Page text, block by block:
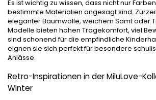
Es ist wichtig zu wissen, dass nicht nur
bestimmte Materialien angesagt sind.
eleganter Baumwolle, weichem Samt oder
Modelle bieten hohen Tragekomfort, viel
sind schonend für die empfindliche
eignen sie sich perfekt für besondere
Anlässe.
Retro-Inspirationen in der MiluLove-
Winter